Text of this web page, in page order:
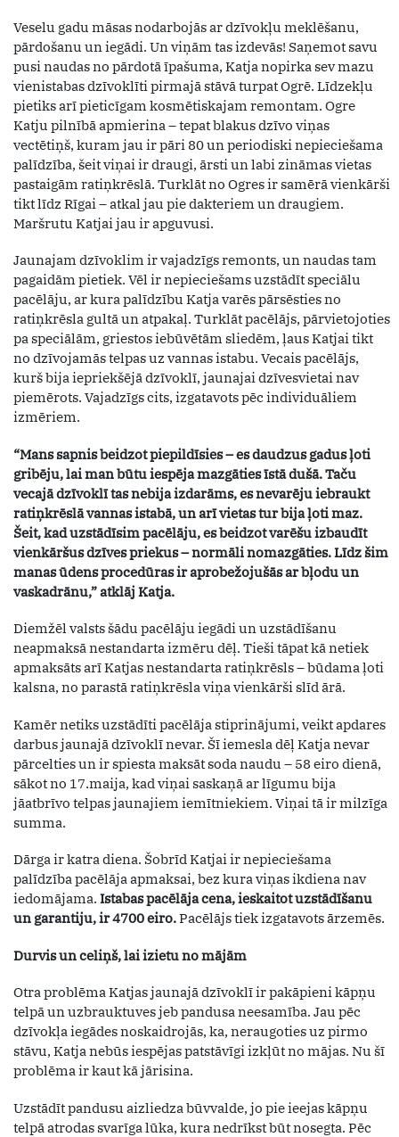
Veselu gadu māsas nodarbojās ar dzīvokļu meklēšanu,
pārdošanu un iegādi. Un viņām tas izdevās! Saņemot savu
pusi naudas no pārdotā īpašuma, Katja nopirka sev mazu
vienistabas dzīvoklīti pirmajā stāvā turpat Ogrē. Līdzekļu
pietiks arī pieticīgam kosmētiskajam remontam. Ogre
Katju pilnībā apmierina – tepat blakus dzīvo viņas
vectētiņš, kuram jau ir pāri 80 un periodiski nepieciešama
palīdzība, šeit viņai ir draugi, ārsti un labi zināmas vietas
pastaigām ratiņkrēslā. Turklāt no Ogres ir samērā vienkārši
tikt līdz Rīgai – atkal jau pie dakteriem un draugiem.
Maršrutu Katjai jau ir apguvusi.
Jaunajam dzīvoklim ir vajadzīgs remonts, un naudas tam
pagaidām pietiek. Vēl ir nepieciešams uzstādīt speciālu
pacēlāju, ar kura palīdzību Katja varēs pārsēsties no
ratiņkrēsla gultā un atpakaļ. Turklāt pacēlājs, pārvietojoties
pa speciālām, griestos iebūvētām sliedēm, ļaus Katjai tikt
no dzīvojamās telpas uz vannas istabu. Vecais pacēlājs,
kurš bija iepriekšējā dzīvoklī, jaunajai dzīvesvietai nav
piemērots. Vajadzīgs cits, izgatavots pēc individuāliem
izmēriem.
“Mans sapnis beidzot piepildīsies – es daudzus gadus ļoti
gribēju, lai man būtu iespēja mazgāties īstā dušā. Taču
vecajā dzīvoklī tas nebija izdarāms, es nevarēju iebraukt
ratiņkrēslā vannas istabā, un arī vietas tur bija ļoti maz.
Šeit, kad uzstādīsim pacēlāju, es beidzot varēšu izbaudīt
vienkāršus dzīves priekus – normāli nomazgāties. Līdz šim
manas ūdens procedūras ir aprobežojušās ar bļodu un
vaskadrānu,” atklāj Katja.
Diemžēl valsts šādu pacēlāju iegādi un uzstādīšanu
neapmaksā nestandarta izmēru dēļ. Tieši tāpat kā netiek
apmaksāts arī Katjas nestandarta ratiņkrēsls – būdama ļoti
kalsna, no parastā ratiņkrēsla viņa vienkārši slīd ārā.
Kamēr netiks uzstādīti pacēlāja stiprinājumi, veikt apdares
darbus jaunajā dzīvoklī nevar. Šī iemesla dēļ Katja nevar
pārcelties un ir spiesta maksāt soda naudu – 58 eiro dienā,
sākot no 17.maija, kad viņai saskaņā ar līgumu bija
jāatbrīvo telpas jaunajiem iemītniekiem. Viņai tā ir milzīga
summa.
Dārga ir katra diena. Šobrīd Katjai ir nepieciešama
palīdzība pacēlāja apmaksai, bez kura viņas ikdiena nav
iedomājama. Istabas pacēlāja cena, ieskaitot uzstādīšanu
un garantiju, ir4700 eiro.Pacēlājs tiek izgatavots ārzemēs.
Durvis un celiņš, lai izietu no mājām
Otra problēma Katjas jaunajā dzīvoklī ir pakāpieni kāpņu
telpā un uzbrauktuves jeb pandusa neesamība. Jau pēc
dzīvokļa iegādes noskaidrojās, ka, neraugoties uz pirmo
stāvu, Katja nebūs iespējas patstāvīgi izkļūt no mājas. Nu šī
problēma ir kaut kā jārisina.
Uzstādīt pandusu aizliedza būvvalde, jo pie ieejas kāpņu
telpā atrodas svarīga lūka, kura nedrīkst būt nosegta. Pēc